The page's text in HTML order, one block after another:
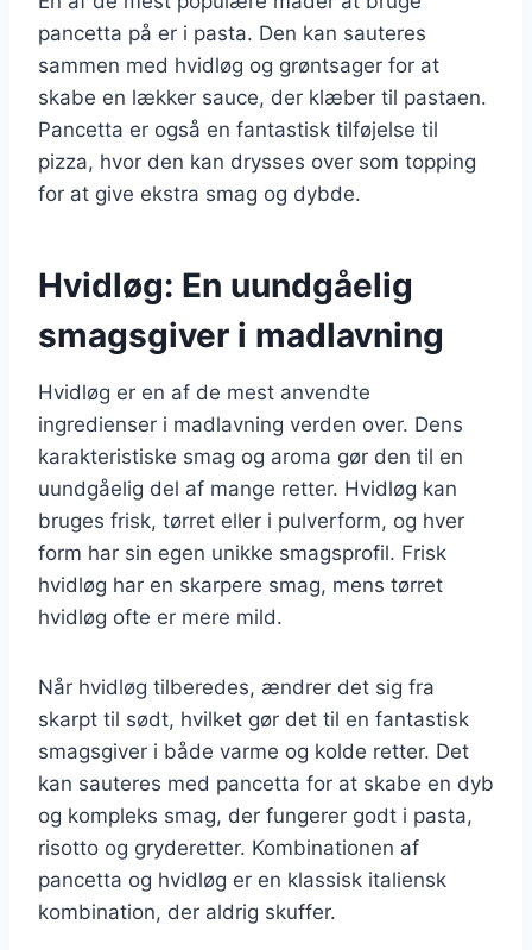
pancetta på er i pasta. Den kan sauteres
sammen med hvidløg og grøntsager for at
skabe en lækker sauce, der klæber til pastaen.
Pancetta er også en fantastisk tilføjelse til
pizza, hvor den kan drysses over som topping
for at give ekstra smag og dybde.
Hvidløg: En uundgåelig
smagsgiver i madlavning
Hvidløg er en af de mest anvendte
ingredienser i madlavning verden over. Dens
karakteristiske smag og aroma gør den til en
uundgåelig del af mange retter. Hvidløg kan
bruges frisk, tørret eller i pulverform, og hver
form har sin egen unikke smagsprofil. Frisk
hvidløg har en skarpere smag, mens tørret
hvidløg ofte er mere mild.
Når hvidløg tilberedes, ændrer det sig fra
skarpt til sødt, hvilket gør det til en fantastisk
smagsgiver i både varme og kolde retter. Det
kan sauteres med pancetta for at skabe en dyb
og kompleks smag, der fungerer godt i pasta,
risotto og gryderetter. Kombinationen af
pancetta og hvidløg er en klassisk italiensk
kombination, der aldrig skuffer.